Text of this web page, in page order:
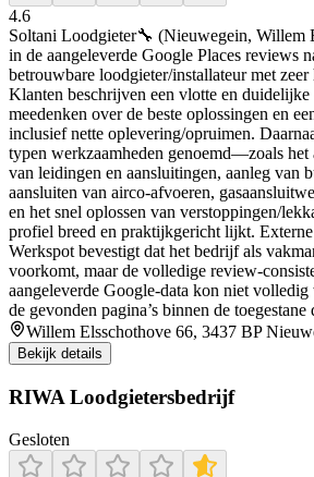
4.6
Soltani Loodgieter🔧 (Nieuwegein, Willem
in de aangeleverde Google Places reviews
betrouwbare loodgieter/installateur met
Klanten beschrijven een vlotte en duidelijke
meedenken over de beste oplossingen en
inclusief nette oplevering/opruimen.
typen werkzaamheden genoemd—zoals het
van leidingen en aansluitingen, aanleg van
aansluiten van airco-afvoeren,
en het snel oplossen van verstoppingen/
profiel breed en praktijkgericht lijkt.
Werkspot bevestigt dat het bedrijf als
voorkomt, maar de volledige review-
aangeleverde Google-data kon niet
de gevonden pagina’s binnen de toegestane
Willem Elsschothove 66, 3437 BP
Bekijk details
RIWA Loodgietersbedrijf
Gesloten